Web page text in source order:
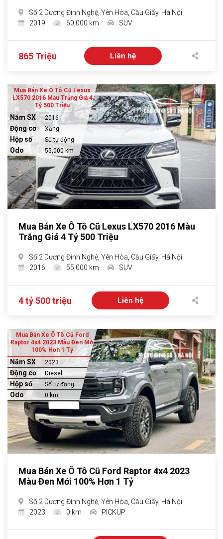
Số 2 Dương Đình Nghệ, Yên Hòa, Cầu Giấy, Hà Nội
2019
60,000 km SUV
865 Triệu Liên hệ
Mua Bán Xe Ô Tô Cũ Lexus
LX570 2016 Màu Trắng Giá 4
Tỷ 500 Triệu
Năm SX 2016
Động cơ Xăng
Hộp số Số tự động
Odo 55,000 km
Mua Bán Xe Ô Tô Cũ Lexus LX570 2016 Màu
Trắng Giá 4 Tỷ 500 Triệu
Số 2 Dương Đình Nghệ, Yên Hòa, Cầu Giấy, Hà Nội
2016
55,000 km SUV
4 tỷ 500 triệu Liên hệ
Mua Bán Xe Ô Tô Cũ Ford
Raptor 4x4 2023 Màu Đen Mới
100% Hơn 1 Tỷ
Năm SX 2023
Động cơ Diesel
Hộp số Số tự động
Odo 0 km
Mua Bán Xe Ô Tô Cũ Ford Raptor 4x4 2023
Màu Đen Mới 100% Hơn 1 Tỷ
Số 2 Dương Đình Nghệ, Yên Hòa, Cầu Giấy, Hà Nội
2023
0 km PICKUP